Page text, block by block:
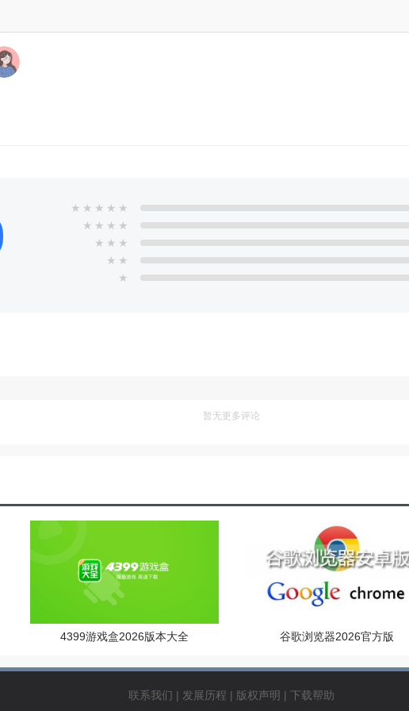
★ ★ ★ ★ ★
★ ★ ★ ★
★ ★ ★
★ ★
★
暂无更多评论
4399游戏盒2026版本大全 谷歌浏览器2026官方版
联系我们 | 发展历程 | 版权声明 | 下载帮助